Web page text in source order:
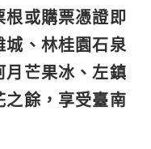
根或購票憑證即
城、林桂園石泉
月芒果冰、左鎮
之餘，享受臺南